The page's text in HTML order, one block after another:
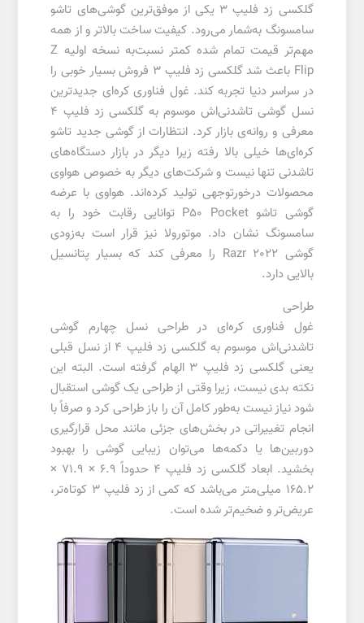
گلکسی زد فلیپ 3 یکی از موفق‌ترین گوشی‌های تاشو
سامسونگ به‌شمار می‌رود. کیفیت ساخت بالاتر و از همه
مهم‌تر قیمت تمام شده کمتر نسبت‌به نسخه اولیه Z
Flip باعث شد گلکسی زد فلیپ 3 فروش بسیار خوبی را
در سراسر دنیا تجربه کند. غول فناوری کره‌ای جدیدترین
نسل گوشی تاشدنی‌اش موسوم به گلکسی زد فلیپ 4
معرفی و روانه‌ی بازار کرد. انتظارات از گوشی جدید تاشو
کره‌ای‌ها خیلی بالا رفته زیرا دیگر در بازار دستگاه‌های
تاشدنی تنها نیست و شرکت‌های دیگر به خصوص هواوی
محصولات درخورتوجهی تولید کرده‌اند. هواوی با عرضه
گوشی تاشو P50 Pocket توانایی رقابت خود را به
سامسونگ نشان داد. موتورولا نیز قرار است به‌زودی
گوشی Razr 2022 را معرفی کند که بسیار پتانسیل
بالایی دارد.
طراحی
غول فناوری کره‌ای در طراحی نسل چهارم گوشی
تاشدنی‌اش موسوم به گلکسی زد فلیپ 4 از نسل قبلی
یعنی گلکسی زد فلیپ 3 الهام گرفته است. البته این
نکته بدی نیست، زیرا وقتی از طراحی یک گوشی استقبال
شود نیاز نیست به‌طور کامل آن را باز طراحی کرد و صرفاً با
انجام تغییراتی در بخش‌های جزئی مانند محل قرارگیری
دوربین‌ها یا دکمه‌ها می‌توان زیبایی گوشی را بهبود
بخشید. ابعاد گلکسی زد فلیپ 4 حدوداً 6.9 × 71.9 ×
165.2 میلی‌متر می‌باشد که کمی از زد فلیپ 3 کوتاه‌تر،
عریض‌تر و ضخیم‌تر شده است.